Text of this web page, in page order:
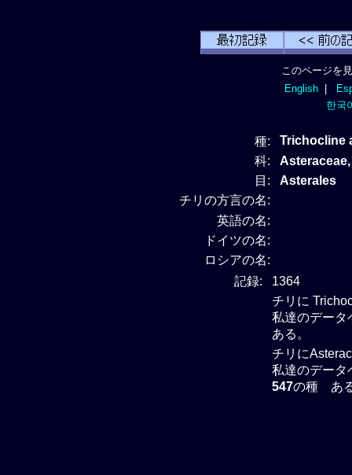
このページを
English|
한국
種:
Trichocline
科:
Asteraceae,
目:
Asterales
チリの方言の名:
英語の名:
ドイツの名:
ロシアの名:
記録:
1364
チリに
私達のデータ
ある。
チリに
私達のデータ
547の種 あ